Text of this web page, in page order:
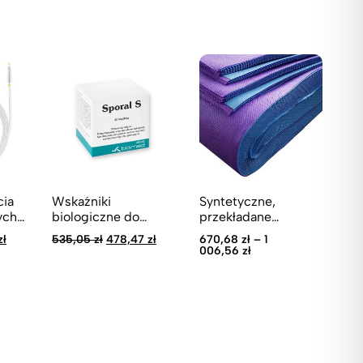
Aktualna
Wskaźniki
biologiczne do
kontroli procesu
sterylizacji suchym
535,05zł Pierwotna
478,47 złAktualna
Syntetyczne,
przekładane
niebieskie arkusze
opakowaniowe
670,68 zł – 1
006,56 zł